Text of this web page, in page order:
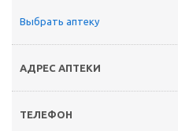
Выбрать аптеку